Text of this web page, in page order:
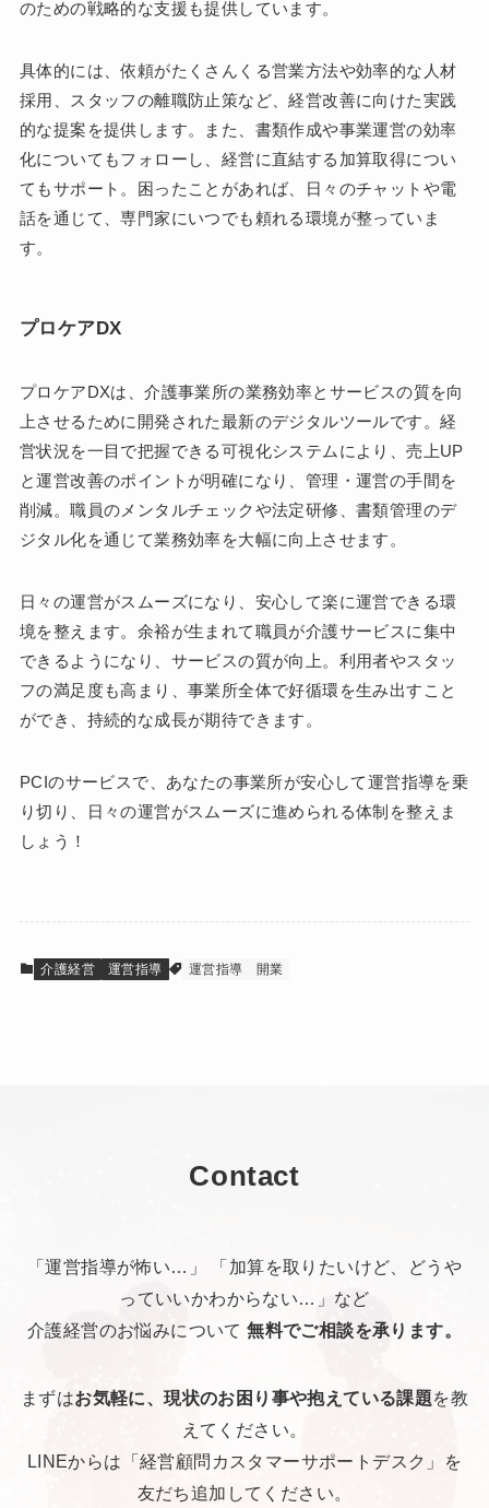
のための戦略的な支援も提供しています。
具体的には、依頼がたくさんくる営業方法や効率的な人材
採用、スタッフの離職防止策など、経営改善に向けた実践
的な提案を提供します。また、書類作成や事業運営の効率
化についてもフォローし、経営に直結する加算取得につい
てもサポート。困ったことがあれば、日々のチャットや電
話を通じて、専門家にいつでも頼れる環境が整っていま
す。
プロケアDX
プロケアDXは、介護事業所の業務効率とサービスの質を向
上させるために開発された最新のデジタルツールです。経
営状況を一目で把握できる可視化システムにより、売上UP
と運営改善のポイントが明確になり、管理・運営の手間を
削減。職員のメンタルチェックや法定研修、書類管理のデ
ジタル化を通じて業務効率を大幅に向上させます。
日々の運営がスムーズになり、安心して楽に運営できる環
境を整えます。余裕が生まれて職員が介護サービスに集中
できるようになり、サービスの質が向上。利用者やスタッ
フの満足度も高まり、事業所全体で好循環を生み出すこと
ができ、持続的な成長が期待できます。
PCIのサービスで、あなたの事業所が安心して運営指導を乗
り切り、日々の運営がスムーズに進められる体制を整えま
しょう！
介護経営 運営指導 運営指導 開業
Contact
「運営指導が怖い…」 「加算を取りたいけど、どうや
っていいかわからない…」など
介護経営のお悩みについて 無料でご相談を承ります。
まずはお気軽に、現状のお困り事や抱えている課題を教
えてください。
LINEからは「経営顧問カスタマーサポートデスク」を
友だち追加してください。